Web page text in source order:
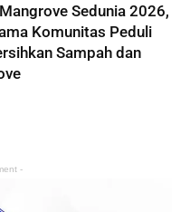
Sedunia 2026,
Komunitas Peduli
Sampah dan
-